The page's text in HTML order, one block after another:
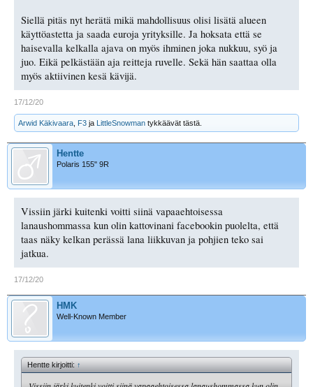
Siellä pitäs nyt herätä mikä mahdollisuus olisi lisätä alueen
käyttöastetta ja saada euroja yrityksille. Ja hoksata että se
haisevalla kelkalla ajava on myös ihminen joka nukkuu, syö ja
juo. Eikä pelkästään aja reitteja ruvelle. Sekä hän saattaa olla
myös aktiivinen kesä kävijä.
17/12/20
Arwid Käkivaara, F3 ja LittleSnowman tykkäävät tästä.
Hentte
Polaris 155" 9R
Vissiin järki kuitenki voitti siinä vapaaehtoisessa
lanaushommassa kun olin kattovinani facebookin puolelta, että
taas näky kelkan perässä lana liikkuvan ja pohjien teko sai
jatkua.
17/12/20
HMK
Well-Known Member
Hentte kirjoitti:↑